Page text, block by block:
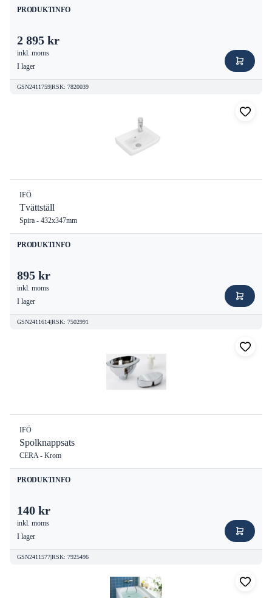
PRODUKTINFO
2 895 kr
inkl. moms
I lager
GSN2411759|RSK: 7820039
IFÖ
Tvättställ
Spira - 432x347mm
PRODUKTINFO
895 kr
inkl. moms
I lager
GSN2411614|RSK: 7502991
IFÖ
Spolknappsats
CERA - Krom
PRODUKTINFO
140 kr
inkl. moms
I lager
GSN2411577|RSK: 7925496